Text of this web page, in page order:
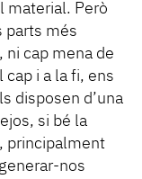
material. Però
parts més
ni cap mena de
i a la fi, ens
disposen d’una
si bé la
principalment
nos